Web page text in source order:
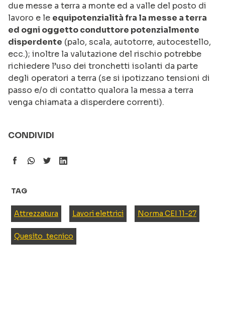
due messe a terra a monte ed a valle del posto di
lavoro e le equipotenzialità fra la messe a terra
ed ogni oggetto conduttore potenzialmente
disperdente (palo, scala, autotorre, autocestello,
ecc.); inoltre la valutazione del rischio potrebbe
richiedere l’uso dei tronchetti isolanti da parte
degli operatori a terra (se si ipotizzano tensioni di
passo e/o di contatto qualora la messa a terra
venga chiamata a disperdere correnti).
CONDIVIDI
TAG
Attrezzatura Lavori elettrici Norma CEI 11-27
Quesito_tecnico